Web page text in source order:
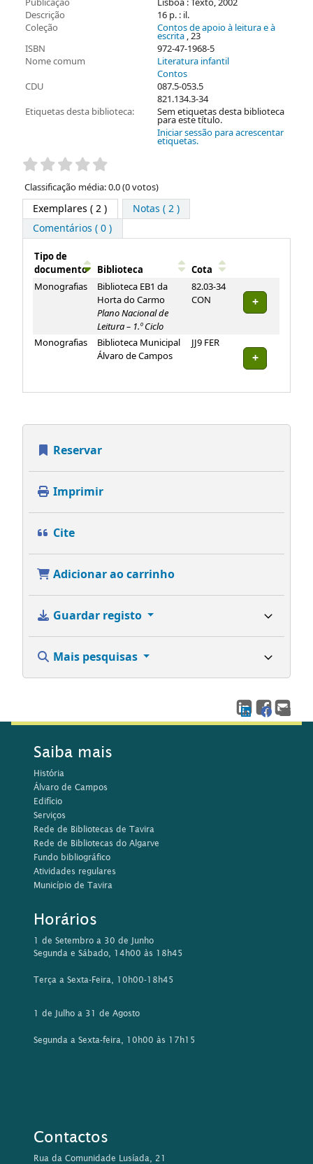
Publicação
Lisboa : Texto, 2002
Descrição
16 p. : il.
Coleção
Contos de apoio à leitura e à
escrita, 23
ISBN
972-47-1968-5
Nome comum
Literatura infantil
Contos
CDU
087.5-053.5
821.134.3-34
Etiquetas desta biblioteca:
Sem etiquetas desta biblioteca
para este título.
Iniciar sessão para acrescentar
etiquetas.
Pontuação
Classificação média: 0.0 (0 votos)
Exemplares ( 2 )
Notas ( 2 )
Comentários ( 0 )
Exemplares
Tipo de
documento
Biblioteca
Cota
Monografias
Biblioteca EB1 da
Horta do Carmo
Plano Nacional de
Leitura – 1.º Ciclo
82.03-34
CON
Monografias
Biblioteca Municipal
Álvaro de Campos
JJ9 FER
Reservar
Imprimir
Cite
Adicionar ao carrinho
Guardar registo
Mais pesquisas
Saiba mais
História
Álvaro de Campos
Edifício
Serviços
Rede de Bibliotecas de Tavira
Rede de Bibliotecas do Algarve
Fundo bibliográfico
Atividades regulares
Município de Tavira
Horários
1 de Setembro a 30 de Junho
Segunda e Sábado, 14h00 às 18h45
Terça a Sexta-Feira, 10h00-18h45
1 de Julho a 31 de Agosto
Segunda a Sexta-feira, 10h00 às 17h15
Contactos
Rua da Comunidade Lusíada, 21